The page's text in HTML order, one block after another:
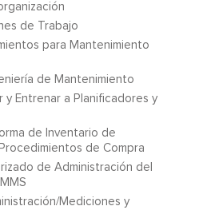
de Trabajo
para Mantenimiento
de Mantenimiento
y Entrenar a Planificadores y
de Inventario de
de Compra
de Administración del
Mediciones y